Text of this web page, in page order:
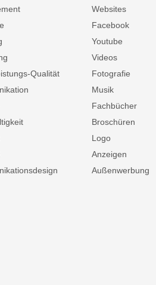
Qualität
Websites
Facebook
Youtube
Videos
Fotografie
Musik
Fachbücher
Broschüren
Logo
Anzeigen
Außenwerbung